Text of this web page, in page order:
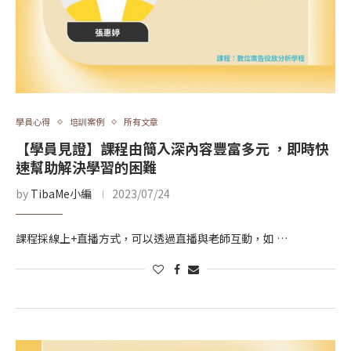
學員心得 培訓案例 所有文章
【學員見證】課程由簡入深內容豐富多元 ，即時快
速幫助解決學習的困難
by TibaMe小編 2023/07/24
課程採線上+直播方式，可以透過直播與老師互動，如 …